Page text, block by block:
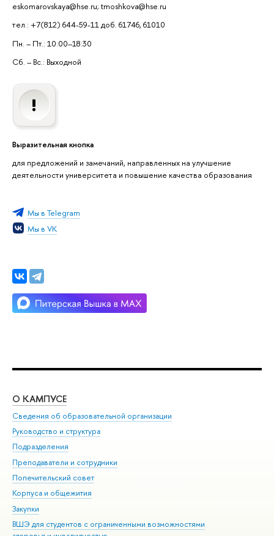
eskomarovskaya@hse.ru; tmoshkova@hse.ru
тел.: +7(812) 644-59-11 доб. 61746, 61010
Пн. – Пт.: 10:00–18:30
Сб. – Вс.: Выходной
Выразительная кнопка
для предложений и замечаний, направленных на улучшение
деятельности университета и повышение качества образования
Мы в Telegram
Мы в VK
О КАМПУСЕ
Сведения об образовательной организации
Руководство и структура
Подразделения
Преподаватели и сотрудники
Попечительский совет
Корпуса и общежития
Закупки
ВШЭ для студентов с ограниченными возможностями